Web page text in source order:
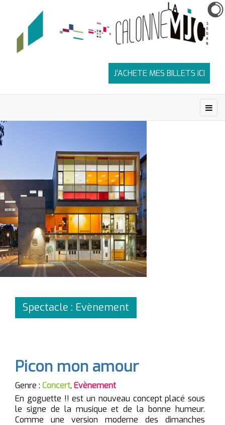
J’ACHETE MES BILLETS ICI
Spectacle : Evènement
Picon mon amour
Genre : Concert, Evènement
En goguette !! est un nouveau concept placé sous
le signe de la musique et de la bonne humeur.
Comme une version moderne des dimanches